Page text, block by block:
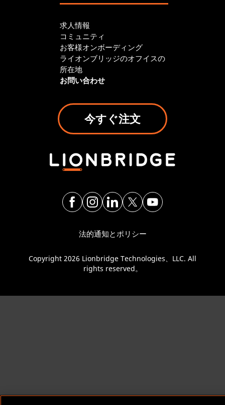
求人情報
コミュニティ
お客様オンボーディング
ライオンブリッジのオフイスの
所在地
お問い合わせ
今すぐ注文
法的通知とポリシー
Copyright 2026 Lionbridge Technologies、LLC. All
rights reserved。